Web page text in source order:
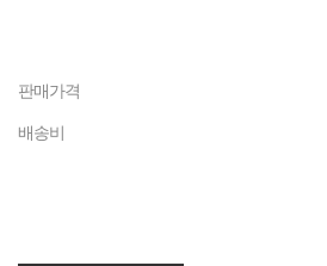
판매가격
배송비